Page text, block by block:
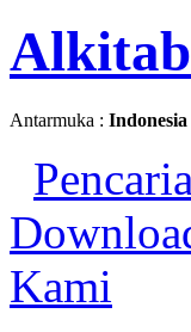
Antarmuka : Indonesia
Kami